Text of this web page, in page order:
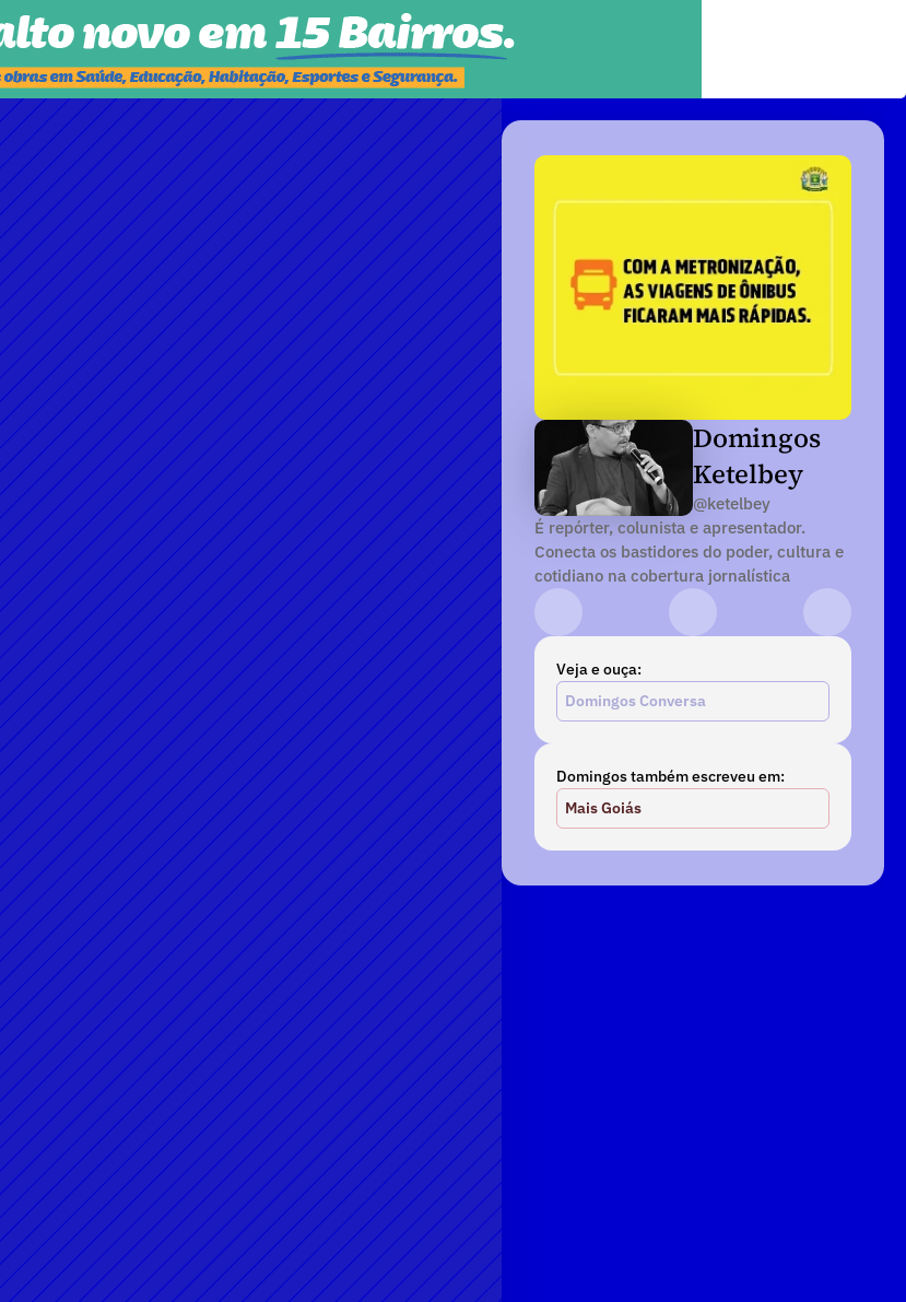
Domingos
Ketelbey
@ketelbey
É repórter, colunista e apresentador.
Conecta os bastidores do poder, cultura e
cotidiano na cobertura jornalística
Veja e ouça:
Domingos Conversa
Domingos também escreveu em:
Mais Goiás